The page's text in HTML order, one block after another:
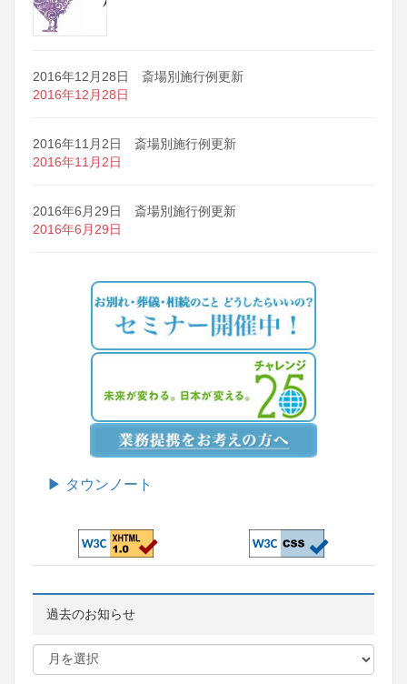
2016年12月28日 斎場別施行例更新
2016年12月28日
2016年11月2日 斎場別施行例更新
2016年11月2日
2016年6月29日 斎場別施行例更新
2016年6月29日
▶ タウンノート
過去のお知らせ